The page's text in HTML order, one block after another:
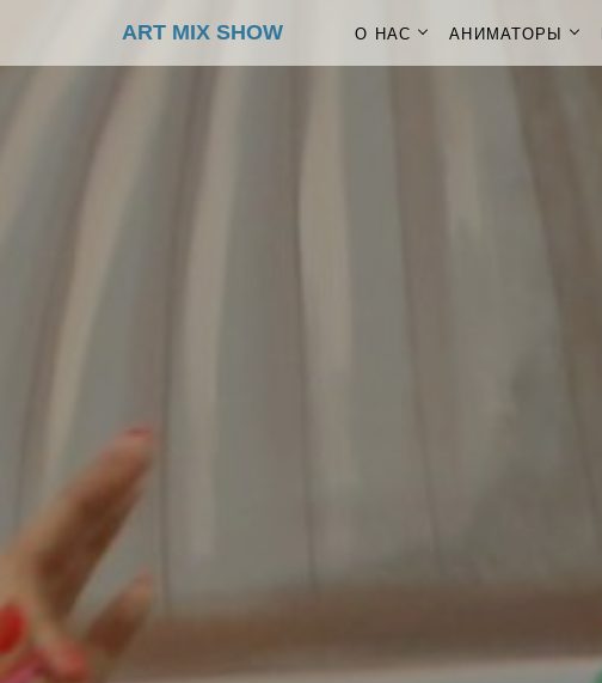
ART MIX SHOW О НАС АНИМАТОРЫ